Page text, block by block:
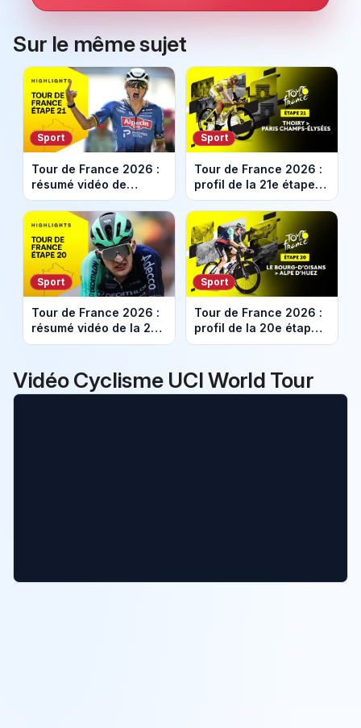
Sur le même sujet
Sport
Tour de France 2026 :
résumé vidéo de
l'étape sur la Butte
Montmartre et les
Champs-Elysées
Sport
Tour de France 2026 :
profil de la 21e étape
raccourcie entre
Thoiry et Paris
Champs-Élysées
Sport
Tour de France 2026 :
résumé vidéo de la 20e
étape entre Le Bourg
d'Huez
Sport
Tour de France 2026 :
profil de la 20e étape
entre Le Bourg
d'Huez
Vidéo Cyclisme UCI World Tour